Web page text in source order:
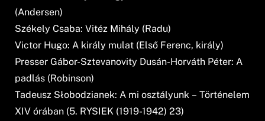
(Andersen)
Székely Csaba: Vitéz Mihály (Radu)
Victor Hugo: A király mulat (Első Ferenc, király)
Presser Gábor-Sztevanovity Dusán-Horváth Péter: A
padlás (Robinson)
Tadeusz Słobodzianek: A mi osztályunk – Történelem
XIV órában (5. RYSIEK (1919-1942) 23)